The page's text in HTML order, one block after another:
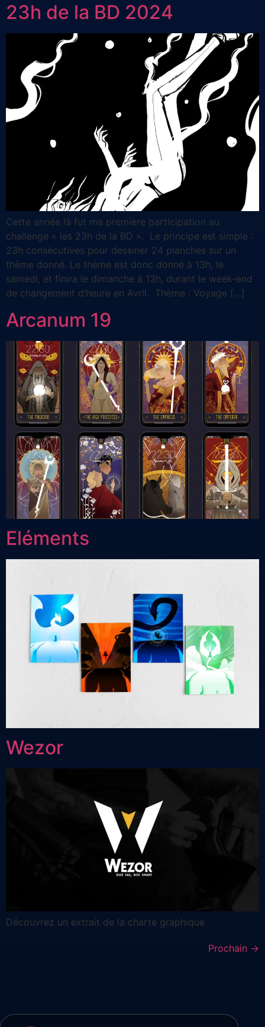
23h de la BD 2024
Cette année là fut ma première participation au
challenge « les 23h de la BD ». Le principe est simple :
23h consécutives pour dessiner 24 planches sur un
thème donné. Le thème est donc donné à 13h, le
samedi, et finira le dimanche à 13h, durant le week-end
de changement d’heure en Avril. Thème : Voyage […]
Arcanum 19
Eléments
Wezor
Découvrez un extrait de la charte graphique
Prochain →